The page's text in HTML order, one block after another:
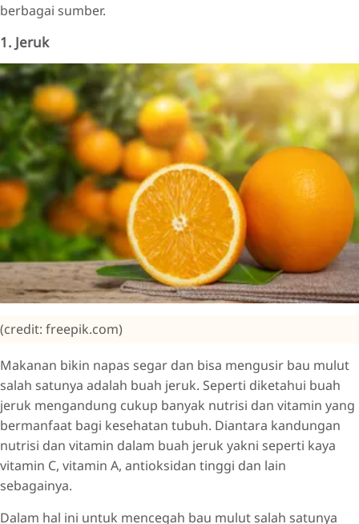
berbagai sumber.
1. Jeruk
(credit: freepik.com)
Makanan bikin napas segar dan bisa mengusir bau mulut
salah satunya adalah buah jeruk. Seperti diketahui buah
jeruk mengandung cukup banyak nutrisi dan vitamin yang
bermanfaat bagi kesehatan tubuh. Diantara kandungan
nutrisi dan vitamin dalam buah jeruk yakni seperti kaya
vitamin C, vitamin A, antioksidan tinggi dan lain
sebagainya.
Dalam hal ini untuk mencegah bau mulut salah satunya